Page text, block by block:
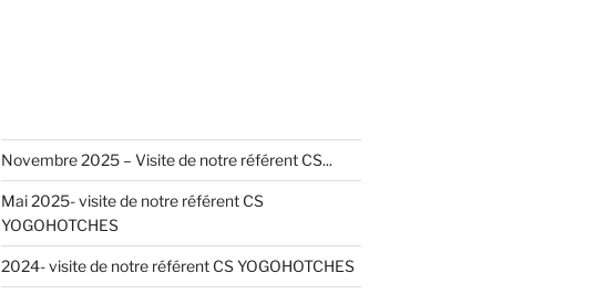
Novembre 2025 – Visite de notre référent CS...
Mai 2025- visite de notre référent CS
YOGOHOTCHES
2024- visite de notre référent CS YOGOHOTCHES